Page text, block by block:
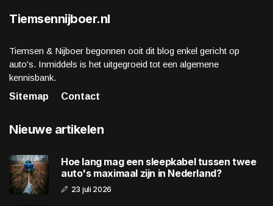
Tiemsennijboer.nl
Tiemsen & Nijboer begonnen ooit dit blog enkel gericht op
auto's. Inmiddels is het uitgegroeid tot een algemene
kennisbank.
Sitemap
Contact
Nieuwe artikelen
Hoe lang mag een sleepkabel tussen twee
auto's maximaal zijn in Nederland?
23 juli 2026